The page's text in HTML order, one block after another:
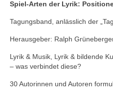
Spiel-Arten der Lyrik:
Tagungsband, anlässlich der
Herausgeber: Ralph
Lyrik & Musik, Lyrik & bildende
– was verbindet diese?
30 Autorinnen und Autoren